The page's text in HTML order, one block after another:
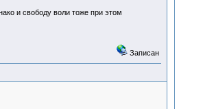
и свободу воли тоже при этом
Записан